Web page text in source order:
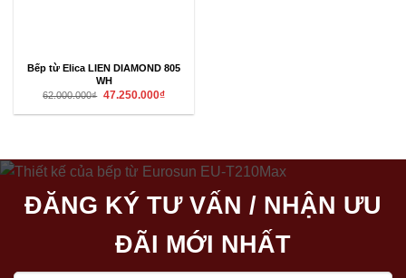
Bếp từ Elica LIEN DIAMOND 805
WH
62.000.000₫ Giá
là:
47.250.000₫Giá
tại
ĐĂNG KÝ TƯ VẤN / NHẬN ƯU
ĐÃI MỚI NHẤT